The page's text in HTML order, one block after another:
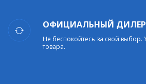
ОФИЦИАЛЬНЫЙ ДИЛЕР
Не беспокойтесь за свой выбор.
товара.